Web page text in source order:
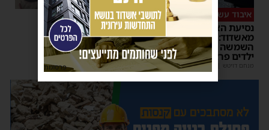
איבוד עשתונות
נסיעת האימים באוטובוס
מאשדוד: הנהג ניפץ את
השמשה לעיני הנוסעים –
ילדים פרצו בבכי
מנחם דויטש |
11:34 | 1 תגובות
צפו
על מה שוחחו מ"מ ראש
העיר והחיד"א אברג׳ל?
יוסי יחזקאלי |
23:37
פרסומת